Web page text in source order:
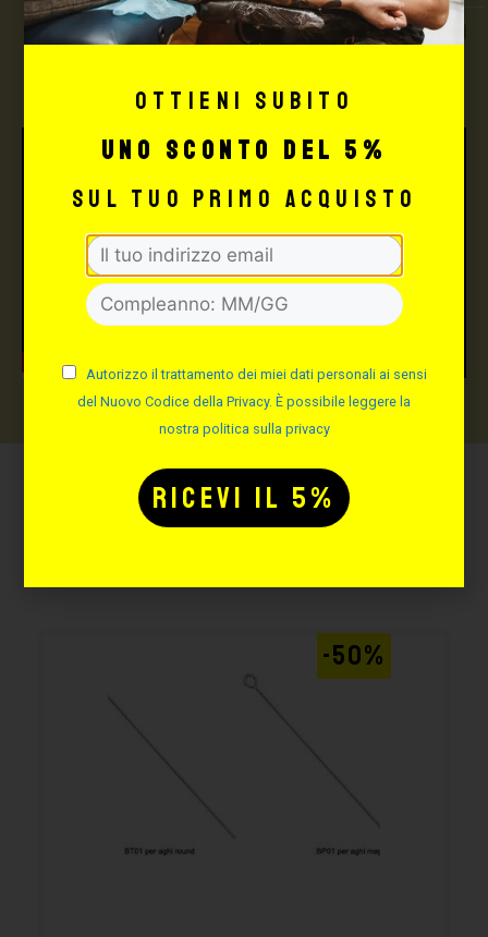
TUTTO PER IL TUO
Potrebbe interessarti
-50%
Ottieni subito
uno sconto del 5%
sul tuo primo acquisto
Autorizzo il trattamento dei miei dati personali ai sensi
del Nuovo Codice della Privacy. È possibile leggere la
nostra politica sulla privacy